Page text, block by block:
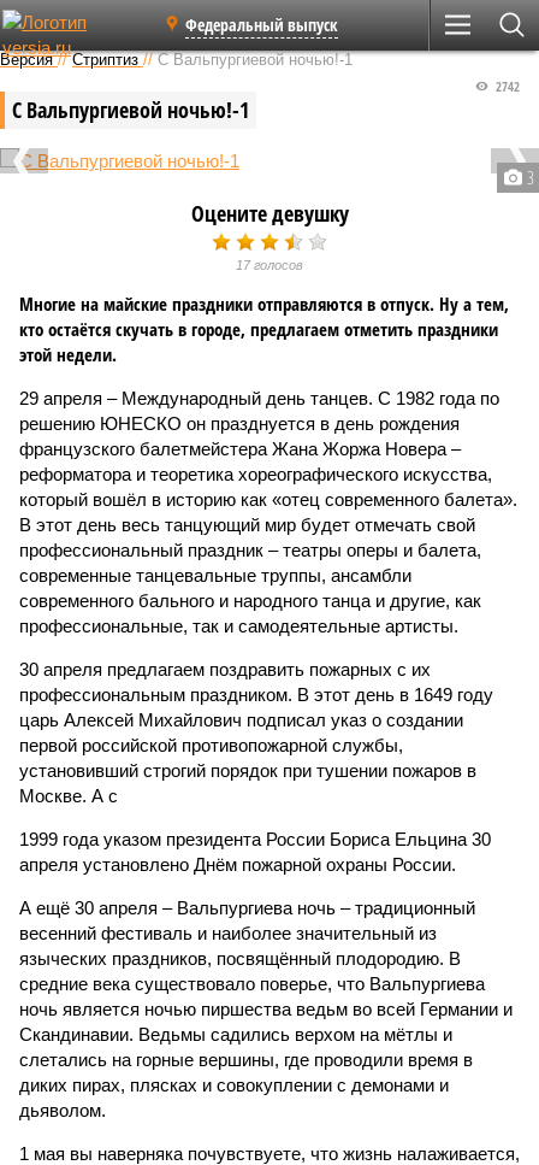
Федеральный выпуск
Версия //Стриптиз //С Вальпургиевой ночью!-1
С Вальпургиевой ночью!-1
2742
3
Оцените девушку
17 голосов
Многие на майские праздники отправляются в отпуск. Ну а тем,
кто остаётся скучать в городе, предлагаем отметить праздники
этой недели.
29 апреля – Международный день танцев. С 1982 года по
решению ЮНЕСКО он празднуется в день рождения
французского балетмейстера Жана Жоржа Новера –
реформатора и теоретика хореографического искусства,
который вошёл в историю как «отец современного балета».
В этот день весь танцующий мир будет отмечать свой
профессиональный праздник – театры оперы и балета,
современные танцевальные труппы, ансамбли
современного бального и народного танца и другие, как
профессиональные, так и самодеятельные артисты.
30 апреля предлагаем поздравить пожарных с их
профессиональным праздником. В этот день в 1649 году
царь Алексей Михайлович подписал указ о создании
первой российской противопожарной службы,
установивший строгий порядок при тушении пожаров в
Москве. А с
1999 года указом президента России Бориса Ельцина 30
апреля установлено Днём пожарной охраны России.
А ещё 30 апреля – Вальпургиева ночь – традиционный
весенний фестиваль и наиболее значительный из
языческих праздников, посвящённый плодородию. В
средние века существовало поверье, что Вальпургиева
ночь является ночью пиршества ведьм во всей Германии и
Скандинавии. Ведьмы садились верхом на мётлы и
слетались на горные вершины, где проводили время в
диких пирах, плясках и совокуплении с демонами и
дьяволом.
1 мая вы наверняка почувствуете, что жизнь налаживается,